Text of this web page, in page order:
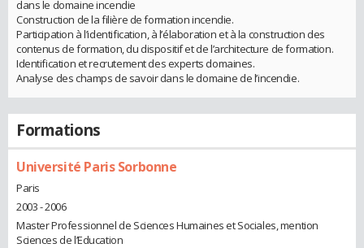
dans le domaine incendie
Construction de la filière de formation incendie.
Participation à l’identification, à l’élaboration et à la construction des
contenus de formation, du dispositif et de l’architecture de formation.
Identification et recrutement des experts domaines.
Analyse des champs de savoir dans le domaine de l’incendie.
Formations
Université Paris Sorbonne
Paris
2003 - 2006
Master Professionnel de Sciences Humaines et Sociales, mention
Sciences de l’Education